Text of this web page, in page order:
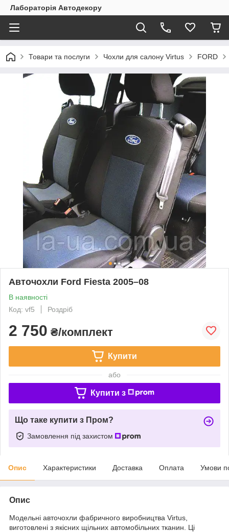
Лабораторія Автодекору
Товари та послуги Чохли для салону Virtus FORD
Авточохли Ford Fiesta 2005–08
В наявності
Код: vf5
Роздріб
2 750 ₴/комплект
Купити
або
Купити з
Що таке купити з Пром?
Замовлення під захистом
Опис Характеристики Доставка Оплата Умови
Опис
Модельні авточохли фабричного виробництва Virtus,
виготовлені з якісних щільних автомобільних тканин. Ці